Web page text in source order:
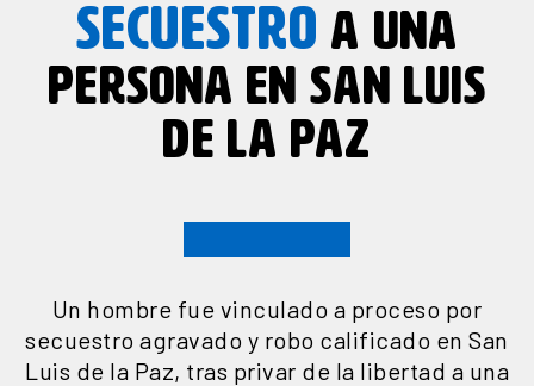
SECUESTRO A UNA
PERSONA EN SAN LUIS
DE LA PAZ
Un hombre fue vinculado a proceso por
secuestro agravado y robo calificado en San
Luis de la Paz, tras privar de la libertad a una